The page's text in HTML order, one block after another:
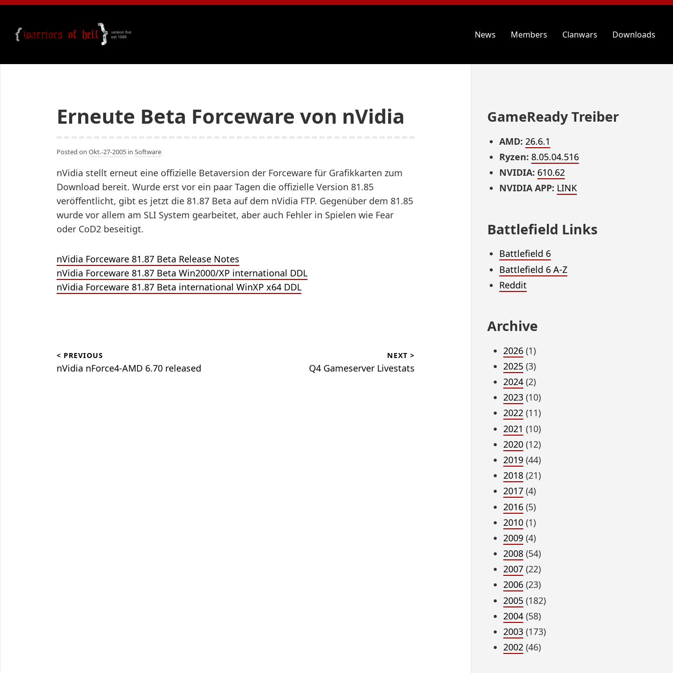
News Members Clanwars Downloads
Erneute Beta Forceware von nVidia
Posted on Okt.-27-2005 in Software
nVidia stellt erneut eine offizielle Betaversion der Forceware für Grafikkarten zum
Download bereit. Wurde erst vor ein paar Tagen die offizielle Version 81.85
veröffentlicht, gibt es jetzt die 81.87 Beta auf dem nVidia FTP. Gegenüber dem 81.85
wurde vor allem am SLI System gearbeitet, aber auch Fehler in Spielen wie Fear
oder CoD2 beseitigt.
nVidia Forceware 81.87 Beta Release Notes
nVidia Forceware 81.87 Beta Win2000/XP international DDL
nVidia Forceware 81.87 Beta international WinXP x64 DDL
< PREVIOUS
nVidia nForce4-AMD 6.70 released
NEXT >
Q4 Gameserver Livestats
GameReady Treiber
AMD: 26.6.1
Ryzen: 8.05.04.516
NVIDIA: 610.62
NVIDIA APP: LINK
Battlefield Links
Battlefield 6
Battlefield 6 A-Z
Reddit
Archive
2026(1)
2025(3)
2024(2)
2023(10)
2022(11)
2021 (10)
2020(12)
2019(44)
2018(21)
2017(4)
2016(5)
2010(1)
2009(4)
2008(54)
2007(22)
2006(23)
2005(182)
2004(58)
2003(173)
2002(46)